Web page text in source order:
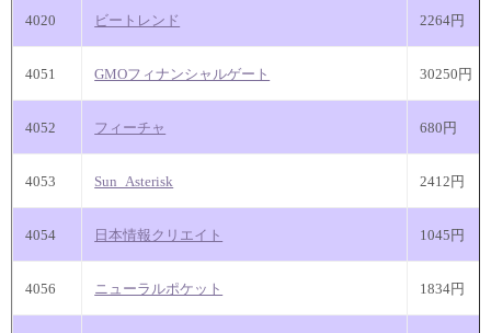
4020 ビートレンド 2264円
4051 GMOフィナンシャルゲート 30250円
4052 フィーチャ 680円
4053 Sun_Asterisk 2412円
4054 日本情報クリエイト 1045円
4056 ニューラルポケット 1834円